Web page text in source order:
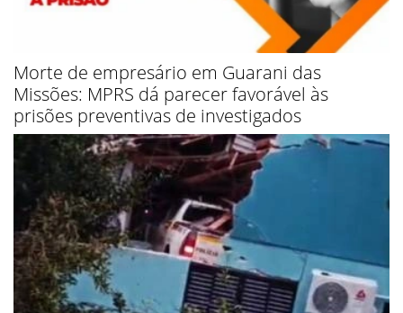
Morte de empresário em Guarani das
Missões: MPRS dá parecer favorável às
prisões preventivas de investigados